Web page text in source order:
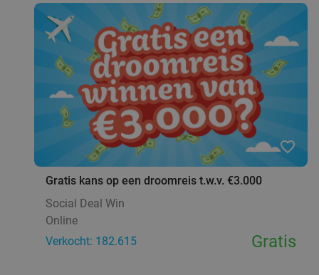
favorite_border
Gratis kans op een droomreis t.w.v. €3.000
Social Deal Win
Online
Verkocht: 182.615
Gratis